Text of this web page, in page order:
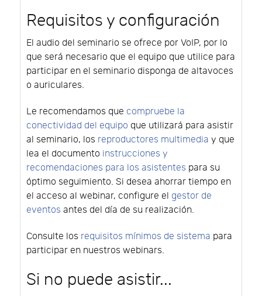
Requisitos y configuración
El audio del seminario se ofrece por VoIP, por lo
que será necesario que el equipo que utilice para
participar en el seminario disponga de altavoces
o auriculares.
Le recomendamos que compruebe la
conectividad del equipo que utilizará para asistir
al seminario, los reproductores multimedia y que
lea el documento instrucciones y
recomendaciones para los asistentes para su
óptimo seguimiento. Si desea ahorrar tiempo en
el acceso al webinar, configure el gestor de
eventos antes del día de su realización.
Consulte los requisitos mínimos de sistema para
participar en nuestros webinars.
Si no puede asistir...